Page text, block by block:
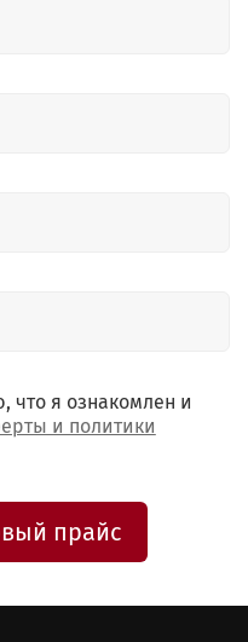
я ознакомлен и
и политики
прайс